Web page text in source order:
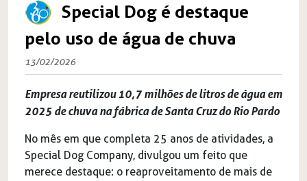
Special Dog é destaque
pelo uso de água de chuva
13/02/2026
Empresa reutilizou 10,7 milhões de litros de água em
2025 de chuva na fábrica de Santa Cruz do Rio Pardo
No mês em que completa 25 anos de atividades, a
Special Dog Company, divulgou um feito que
merece destaque: o reaproveitamento de mais de